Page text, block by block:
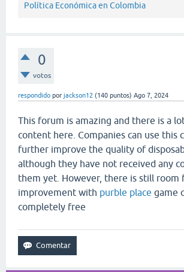
Política Económica en Colombia
0
votos
respondido por jackson12 (140 puntos) Ago 7, 2024
This forum is amazing and there is a
content here. Companies can use this
further improve the quality of
although they have not received any
them yet. However, there is still room
improvement with purble place game
completely free